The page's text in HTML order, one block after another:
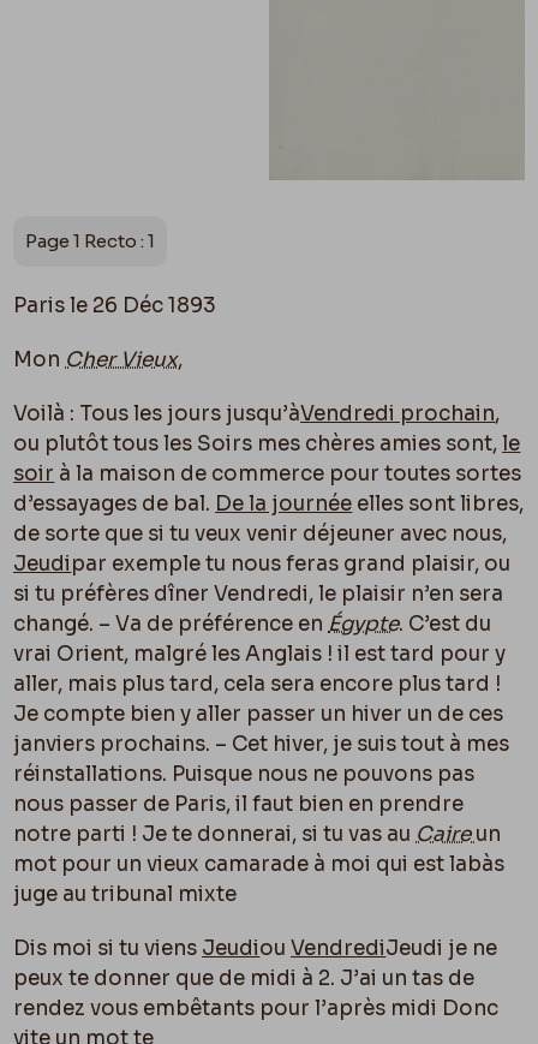
Page 1 Recto : 1
Paris le 26 Déc 1893
Mon Cher Vieux,
Voilà : Tous les jours jusqu’àVendredi prochain,
ou plutôt tous les Soirs mes chères amies sont,le
soir à la maison de commerce pour toutes sortes
d’essayages de bal. De la journée elles sont libres,
de sorte que si tu veux venir déjeuner avec nous,
Jeudipar exemple tu nous feras grand plaisir, ou
si tu préfères dîner Vendredi, le plaisir n’en sera
changé. – Va de préférence en Égypte. C’est du
vrai Orient, malgré les Anglais ! il est tard pour y
aller, mais plus tard, cela sera encore plus tard !
Je compte bien y aller passer un hiver un de ces
janviers prochains. – Cet hiver, je suis tout à mes
réinstallations. Puisque nous ne pouvons pas
nous passer de Paris, il faut bien en prendre
notre parti ! Je te donnerai, si tu vas au Caireun
mot pour un vieux camarade à moi qui est labàs
juge au tribunal mixte
Dis moi si tu viens JeudiouVendrediJeudi je ne
peux te donner que de midi à 2. J’ai un tas de
rendez vous embêtants pour l’après midi Donc
vite un mot te